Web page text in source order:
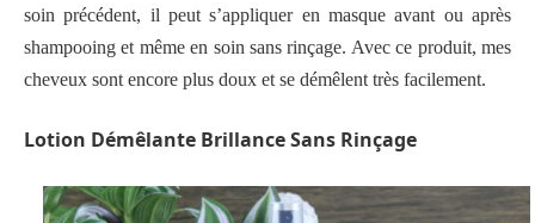
soin précédent, il peut s’appliquer en masque avant ou après
shampooing et même en soin sans rinçage. Avec ce produit, mes
cheveux sont encore plus doux et se démêlent très facilement.
Lotion Démêlante Brillance Sans Rinçage